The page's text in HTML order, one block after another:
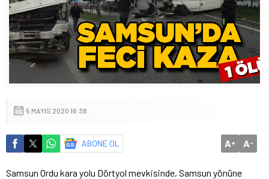
5 MAYIS 2020 16:38
ABONE OL A+ A-
Samsun Ordu kara yolu Dörtyol mevkisinde, Samsun yönüne